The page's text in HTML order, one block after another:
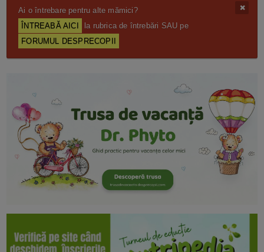
Ai o întrebare pentru alte mămici?
ÎNTREABĂ AICI
la rubrica de întrebări SAU pe
FORUMUL DESPRECOPII